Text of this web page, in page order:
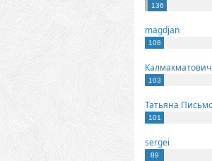
136
magdjan
108
Калмакматович
103
101
sergei
89